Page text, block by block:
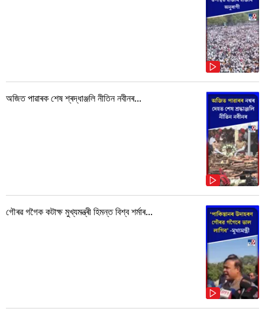
অজিত পাৱাৰক শেষ শ্ৰদ্ধাঞ্জলি নীতিন নবীনৰ...
গৌৰৱ গগৈক কটাক্ষ মুখ্যমন্ত্ৰী হিমন্ত বিশ্ব শৰ্মাৰ...